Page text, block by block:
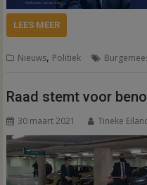
LEES MEER
Nieuws, Politiek
Raad stemt voor
30 maart 2021 Tineke